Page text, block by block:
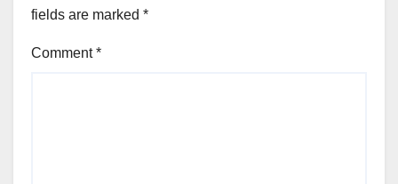
fields are marked *
Comment*